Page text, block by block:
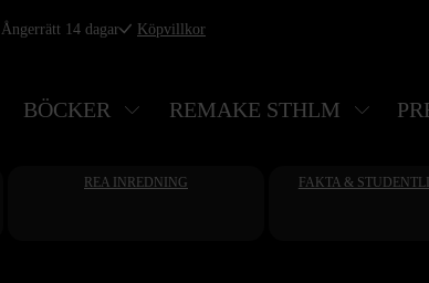
Ångerrätt 14 dagar Köpvillkor
BÖCKER REMAKE STHLM
REA INREDNING FAKTA &